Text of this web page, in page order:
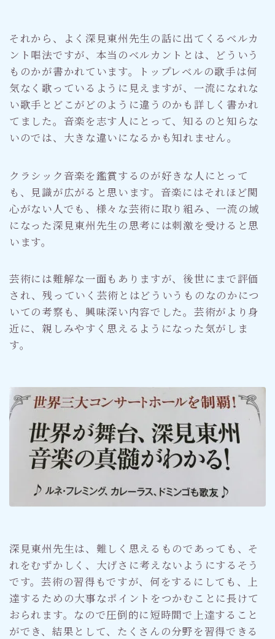
それから、よく深見東州先生の話に出てくるベルカ
ント唱法ですが、本当のベルカントとは、どういう
ものかが書かれています。トップレベルの歌手は何
気なく歌っているように見えますが、一流になれな
い歌手とどこがどのように違うのかも詳しく書かれ
てました。音楽を志す人にとって、知るのと知らな
いのでは、大きな違いになるかも知れません。
クラシック音楽を鑑賞するのが好きな人にとって
も、見識が広がると思います。音楽にはそれほど関
心がない人でも、様々な芸術に取り組み、一流の域
になった深見東州先生の思考には刺激を受けると思
います。
芸術には難解な一面もありますが、後世にまで評価
され、残っていく芸術とはどういうものなのかにつ
いての考察も、興味深い内容でした。芸術がより身
近に、親しみやすく思えるようになった気がしま
す。
深見東州先生は、難しく思えるものであっても、そ
れをむずかしく、大げさに考えないようにするそう
です。芸術の習得もですが、何をするにしても、上
達するための大事なポイントをつかむことに長けて
おられます。なので圧倒的に短時間で上達すること
ができ、結果として、たくさんの分野を習得できる